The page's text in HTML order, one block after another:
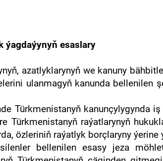
ýagdaýynyň esaslary
azatlyklarynyň we kanuny
ulanmagyň kanunda bellenilen
Türkmenistanyň kanunçylygynda
Türkmenistanyň raýatlarynyň
özleriniň raýatlyk borçlaryny
bellenilen esasy jeza